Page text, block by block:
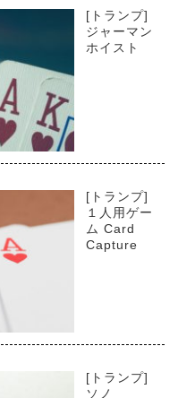
[トランプ]
ジャーマン
ホイスト
[トランプ]
１人用ゲー
ム Card
Capture
[トランプ]
ソノ